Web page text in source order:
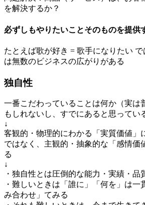
を解決するか？
必ずしもやりたいことそのものを提供
たとえば歌が好き = 歌手になりたい
は無数のビジネスの広がりがある
独自性
一番こだわっていることは何か（実は
もしれないし、すでにあると思ってい
↓
客観的・物理的にわかる「実質価値」
ではなく、主観的・抽象的な「感情価
る
↓
・独自性とは圧倒的な能力・実績・品
・難しいときは「誰に」「何を」は一
み合わせ」てみる